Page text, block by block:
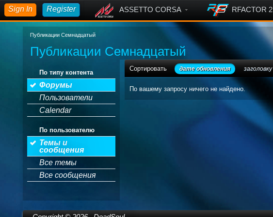
Sign In Register ASSETTO CORSA RFACTOR 2
Публикации Семнадцатый
Публикации Семнадцатый
По типу контента
Форумы
Пользователи
Calendar
По пользователю
Темы и
сообщения
Все темы
Все сообщения
Сортировать дате обновления заголовку
По вашему запросу ничего не найдено.